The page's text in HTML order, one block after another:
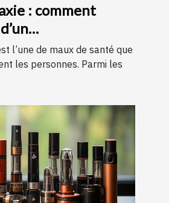
: comment
?
l’une de maux de santé que
les personnes. Parmi les